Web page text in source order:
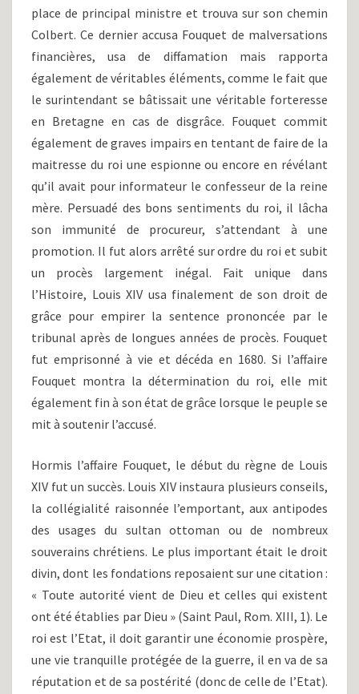
place de principal ministre et trouva sur son chemin
Colbert. Ce dernier accusa Fouquet de malversations
financières, usa de diffamation mais rapporta
également de véritables éléments, comme le fait que
le surintendant se bâtissait une véritable forteresse
en Bretagne en cas de disgrâce. Fouquet commit
également de graves impairs en tentant de faire de la
maitresse du roi une espionne ou encore en révélant
qu’il avait pour informateur le confesseur de la reine
mère. Persuadé des bons sentiments du roi, il lâcha
son immunité de procureur, s’attendant à une
promotion. Il fut alors arrêté sur ordre du roi et subit
un procès largement inégal. Fait unique dans
l’Histoire, Louis XIV usa finalement de son droit de
grâce pour empirer la sentence prononcée par le
tribunal après de longues années de procès. Fouquet
fut emprisonné à vie et décéda en 1680. Si l’affaire
Fouquet montra la détermination du roi, elle mit
également fin à son état de grâce lorsque le peuple se
mit à soutenir l’accusé.
Hormis l’affaire Fouquet, le début du règne de Louis
XIV fut un succès. Louis XIV instaura plusieurs conseils,
la collégialité raisonnée l’emportant, aux antipodes
des usages du sultan ottoman ou de nombreux
souverains chrétiens. Le plus important était le droit
divin, dont les fondations reposaient sur une citation :
« Toute autorité vient de Dieu et celles qui existent
ont été établies par Dieu » (Saint Paul, Rom. XIII, 1). Le
roi est l’Etat, il doit garantir une économie prospère,
une vie tranquille protégée de la guerre, il en va de sa
réputation et de sa postérité (donc de celle de l’Etat).